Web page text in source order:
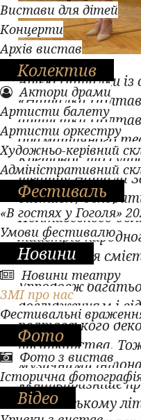
Вистави для дітей
Концерти
Архів вистав
Колектив
Актори драми
Артисти балету
Артисти оркестру
Художньо-керівний
Адміністративний
Фестиваль
«В гостях у Гоголя»
Умови фестивалю
Новини
Новини театру
ЗМІ про нас
Фестивальні
Фото
Фото з вистав
Історична
Відео
Арією Наталки із
«Наталка
артистки
драматичного
Кретової під
театру Наталії
виставку
Полтавського
майстрів
Орел «Земля
Упродовж
дослідженням і
полтавського
писанкарства.
музичними
якнайвиразніше
Полтавському